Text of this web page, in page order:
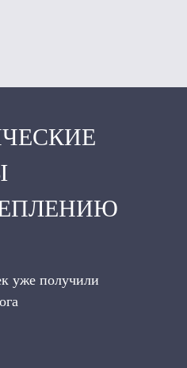
уже получили